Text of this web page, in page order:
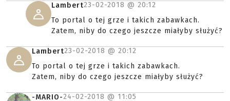
Lambert23-02-2018 @ 20:12
To portal o tej grze i takich zabawkach.
Zatem, niby do czego jeszcze miałyby służyć?
Lambert23-02-2018 @ 20:12
To portal o tej grze i takich zabawkach.
Zatem, niby do czego jeszcze miałyby służyć?
-MARIO-24-02-2018 @ 11:05